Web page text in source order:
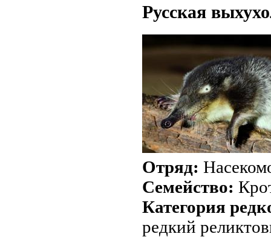
Русская
Отряд:
Семейство:
Категория
редкий